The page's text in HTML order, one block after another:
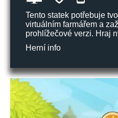
Tento statek potřebuje
virtuálním farmářem a
prohlížečové verzi. Hraj
Herní info